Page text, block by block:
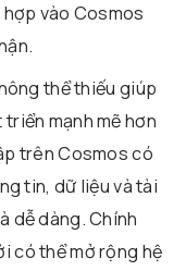
vào Cosmos
thể thiếu giúp
mạnh mẽ hơn
trên Cosmos có
tin, dữ liệu và tài
dễ dàng. Chính
có thể mở rộng hệ